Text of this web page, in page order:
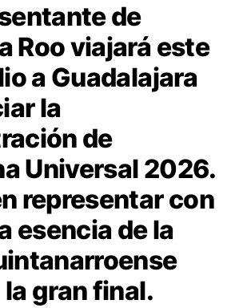
de
Roo viajará este
a Guadalajara
la
de
Universal 2026.
representar con
esencia de la
gran final.